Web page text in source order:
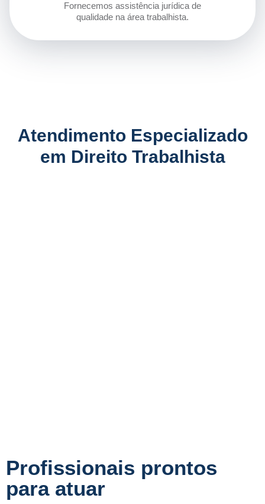
Fornecemos assistência jurídica de
qualidade na área trabalhista.
Atendimento Especializado
em Direito Trabalhista
Profissionais prontos
para atuar